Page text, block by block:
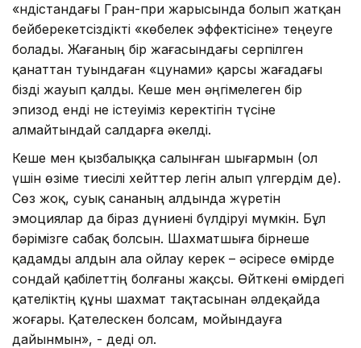
«Үндістандағы Гран-при жарысында болып жатқан
бейберекетсіздікті «көбелек эффектісіне» теңеуге
болады. Жағаның бір жағасындағы серпілген
қанаттан туындаған «цунами» қарсы жағадағы
бізді жауып қалды. Кеше мен әңгімелеген бір
эпизод енді не істеуіміз керектігін түсіне
алмайтындай салдарға әкелді.
Кеше мен қызбалыққа салынған шығармын (ол
үшін өзіме тиесілі хейттер легін алып үлгердім де).
Сөз жоқ, суық сананың алдында жүретін
эмоциялар да біраз дүниені бүлдіруі мүмкін. Бұл
бәрімізге сабақ болсын. Шахматшыға бірнеше
қадамды алдын ала ойлау керек – әсіресе өмірде
сондай қабілеттің болғаны жақсы. Өйткені өмірдегі
қателіктің құны шахмат тақтасынан әлдеқайда
жоғары. Қателескен болсам, мойындауға
дайынмын», - деді ол.